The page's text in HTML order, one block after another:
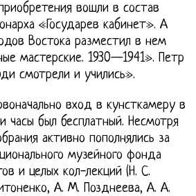
вошли в состав
«Государев кабинет». А
Востока разместил в нем
мастерские. 1930—1941». Петр
смотрели и учились».
вход в кунсткамеру в
часы был бесплатный. Несмотря
активно пополнялись за
музейного фонда
и целых кол-лекций (Н. С.
А. М. Позднеева, А. А.